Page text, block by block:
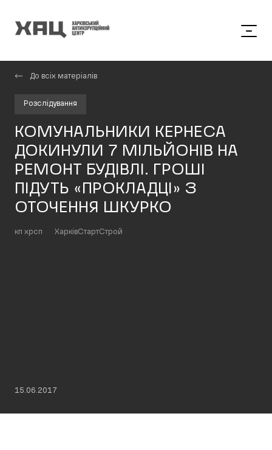
До всіх матеріалів
Розслідування
КОМУНАЛЬНИКИ КЕРНЕСА
ДОКИНУЛИ 7 МІЛЬЙОНІВ НА
РЕМОНТ БУДІВЛІ. ГРОШІ
ПІДУТЬ «ПРОКЛАДЦІ» З
ОТОЧЕННЯ ШКУРКО
кп хрсп ХарківСтартСтрой
15.06.2017